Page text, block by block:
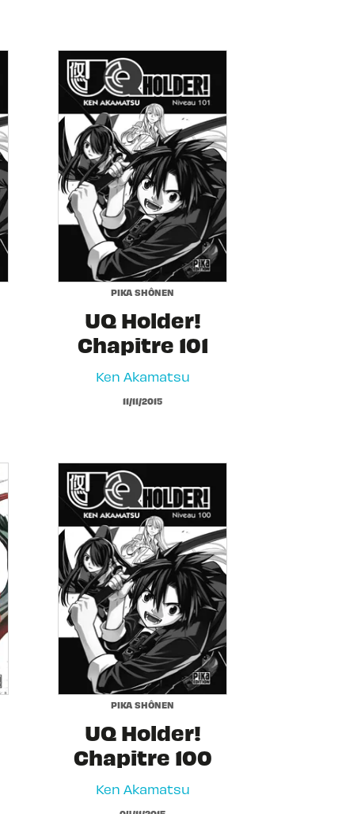
PIKA SHÔNEN
UQ Holder!
Chapitre 101
Ken Akamatsu
11/11/2015
PIKA SHÔNEN
UQ Holder!
Chapitre 100
Ken Akamatsu